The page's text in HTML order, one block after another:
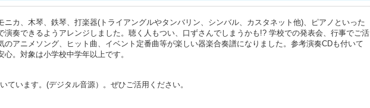
ニカ、木琴、鉄琴、打楽器(トライアングルやタンバリン、シンバル、カスタネット他)、ピアノといった
演奏できるようアレンジしました。聴く人もつい、口ずさんでしまうかも!? 学校での発表会、行事でご活
のアニメソング、ヒット曲、イベント定番曲等が楽しい器楽合奏譜になりました。参考演奏CDも付いて
心。対象は小学校中学年以上です。
ています。(デジタル音源）。ぜひご活用ください。